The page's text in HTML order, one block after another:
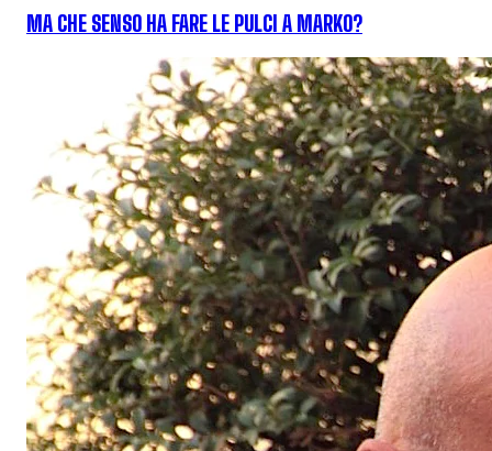
MA CHE SENSO HA FARE LE PULCI A MARKO?